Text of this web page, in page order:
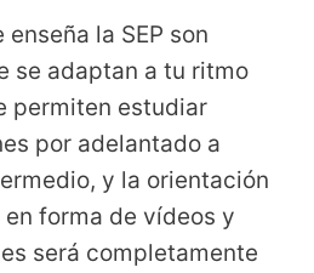
la SEP son
se adaptan a tu ritmo
permiten estudiar
por adelantado a
y la orientación
forma de vídeos y
será completamente